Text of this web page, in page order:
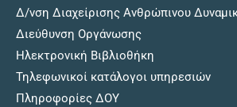
Δ/νση Διαχείρισης Ανθρώπινου
Διεύθυνση Οργάνωσης
Hλεκτρονική Βιβλιοθήκη
Τηλεφωνικοί κατάλογοι υπηρεσιών
Πληροφορίες ΔΟΥ